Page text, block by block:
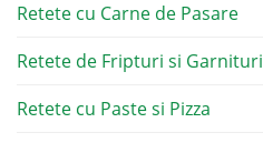
Retete cu Carne de Pasare
Retete de Fripturi si Garnituri
Retete cu Paste si Pizza